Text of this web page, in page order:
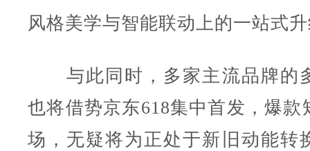
风格美学与智能联动上的一站式
与此同时，多家主流品牌的
也将借势京东618集中首发，爆款
场，无疑将为正处于新旧动能转